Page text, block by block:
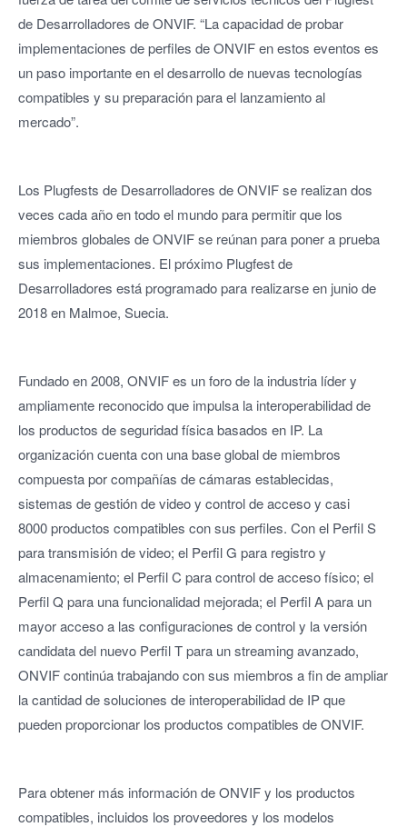
de Desarrolladores de ONVIF. “La capacidad de probar
implementaciones de perfiles de ONVIF en estos eventos es
un paso importante en el desarrollo de nuevas tecnologías
compatibles y su preparación para el lanzamiento al
mercado”.
Los Plugfests de Desarrolladores de ONVIF se realizan dos
veces cada año en todo el mundo para permitir que los
miembros globales de ONVIF se reúnan para poner a prueba
sus implementaciones. El próximo Plugfest de
Desarrolladores está programado para realizarse en junio de
2018 en Malmoe, Suecia.
Fundado en 2008, ONVIF es un foro de la industria líder y
ampliamente reconocido que impulsa la interoperabilidad de
los productos de seguridad física basados en IP. La
organización cuenta con una base global de miembros
compuesta por compañías de cámaras establecidas,
sistemas de gestión de video y control de acceso y casi
8000 productos compatibles con sus perfiles. Con el Perfil S
para transmisión de video; el Perfil G para registro y
almacenamiento; el Perfil C para control de acceso físico; el
Perfil Q para una funcionalidad mejorada; el Perfil A para un
mayor acceso a las configuraciones de control y la versión
candidata del nuevo Perfil T para un streaming avanzado,
ONVIF continúa trabajando con sus miembros a fin de ampliar
la cantidad de soluciones de interoperabilidad de IP que
pueden proporcionar los productos compatibles de ONVIF.
Para obtener más información de ONVIF y los productos
compatibles, incluidos los proveedores y los modelos